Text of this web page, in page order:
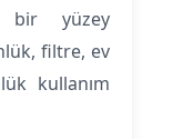
bir yüzey
filtre, ev
kullanım